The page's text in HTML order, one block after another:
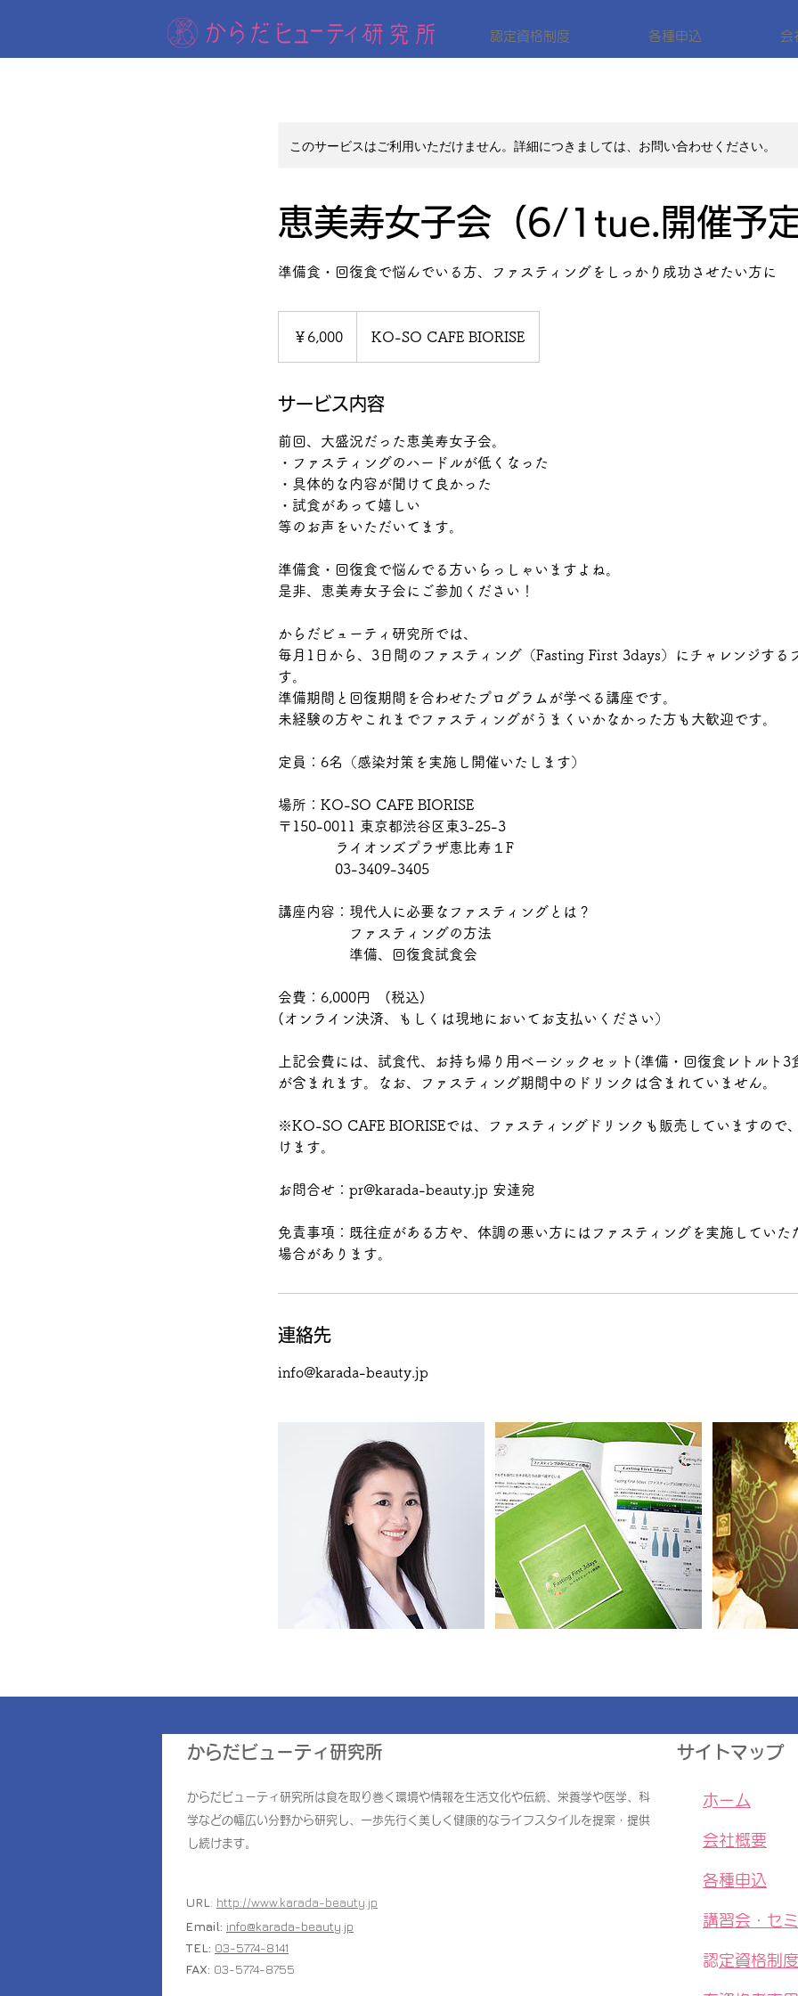
認定資格制度 各種申込 会
このサービスはご利用いただけません。詳細につきましては、お問い合わせください。
恵美寿女子会（6/1tue.開催予定
準備食・回復食で悩んでいる方、ファスティングをしっかり成功させたい方に
￥6,000 KO-SO CAFE BIORISE
サービス内容
前回、大盛況だった恵美寿女子会。
・ファスティングのハードルが低くなった
・具体的な内容が聞けて良かった
・試食があって嬉しい
等のお声をいただいてます。
準備食・回復食で悩んでる方いらっしゃいますよね。
是非、恵美寿女子会にご参加ください！
からだビューティ研究所では、
毎月1日から、3日間のファスティング（Fasting First 3days）にチャレンジする
す。
準備期間と回復期間を合わせたプログラムが学べる講座です。
未経験の方やこれまでファスティングがうまくいかなかった方も大歓迎です。
定員：6名（感染対策を実施し開催いたします）
場所：KO-SO CAFE BIORISE
〒150-0011 東京都渋谷区東3-25-3
ライオンズプラザ恵比寿１F
03-3409-3405
講座内容：現代人に必要なファスティングとは？
ファスティングの方法
準備、回復食試食会
会費：6,000円 (税込)
(オンライン決済、もしくは現地においてお支払いください）
上記会費には、試食代、お持ち帰り用ベーシックセット(準備・回復食レトルト3
が含まれます。なお、ファスティング期間中のドリンクは含まれていません。
※KO-SO CAFE BIORISEでは、ファスティングドリンクも販売していますので
けます。
お問合せ：pr@karada-beauty.jp 安達宛
免責事項：既往症がある方や、体調の悪い方にはファスティングを実施していた
場合があります。
連絡先
info@karada-beauty.jp
からだビューティ研究所
からだビューティ研究所は食を取り巻く環境や情報を生活文化や伝統、栄養学や医学、科
学などの幅広い分野から研究し、一歩先行く美しく健康的なライフスタイルを提案・提供
し続けます。
URL: http://www.karada-beauty.jp
Email: info@karada-beauty.jp
TEL: 03-5774-8141
FAX: 03-5774-8755
サイトマップ
​ホーム
会社概要
各種申込
講習会・セ
​認定資格制度